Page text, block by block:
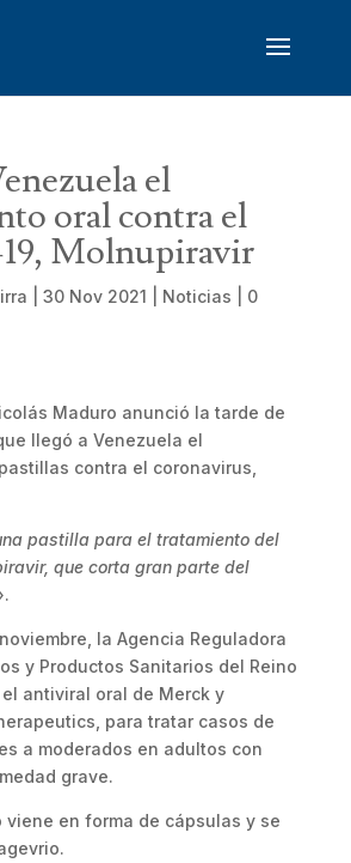
el
oral contra el
Molnupiravir
30 Nov 2021 Noticias
0
Maduro anunció la tarde de
llegó a Venezuela el
contra el coronavirus,
pastilla para el tratamiento del
que corta gran parte del
la Agencia Reguladora
y Productos Sanitarios del Reino
antiviral oral de Merck y
para tratar casos de
a moderados en adultos con
grave.
viene en forma de cápsulas y se